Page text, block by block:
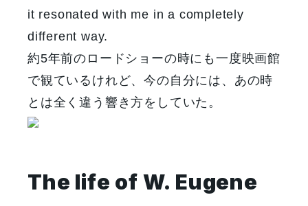
it resonated with me in a completely
different way.
約5年前のロードショーの時にも一度映画館
で観ているけれど、今の自分には、あの時
とは全く違う響き方をしていた。
The life of W. Eugene